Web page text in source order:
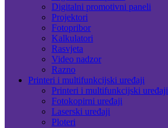
Digitalni promotivni paneli
Projektori
Fotopribor
Kalkulatori
Rasvjeta
Video nadzor
Razno
Printeri i multifunkcijski uređaji
Printeri i multifunkcijski uređaji
Fotokopirni uređaji
Laserski uređaji
Ploteri